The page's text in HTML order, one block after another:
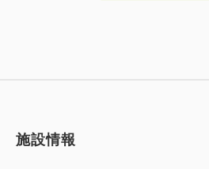
施設情報